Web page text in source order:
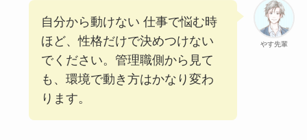
やす先輩
自分から動けない 仕事で悩む時
ほど、性格だけで決めつけない
でください。管理職側から見て
も、環境で動き方はかなり変わ
ります。